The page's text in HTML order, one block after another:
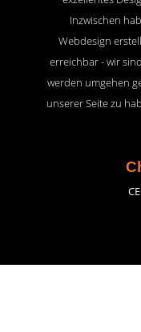
Inzwischen
Webdesign
erreichbar - wir
werden umgehen
unserer Seite zu